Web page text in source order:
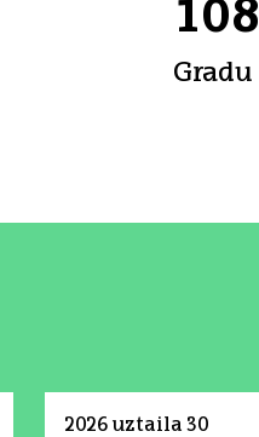
108
Gradu
2026 uztaila 30